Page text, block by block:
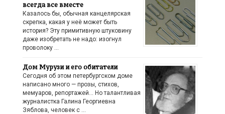
всегда все вместе
Казалось бы, обычная канцелярская
скрепка, какая у неё может быть
история? Эту примитивную штуковину
даже изобретать не надо: изогнул
проволоку …
Дом Мурузи и его обитатели
Сегодня об этом петербургском доме
написано много — прозы, стихов,
мемуаров, репортажей… Но талантливая
журналистка Галина Георгиевна
Зяблова, человек с …